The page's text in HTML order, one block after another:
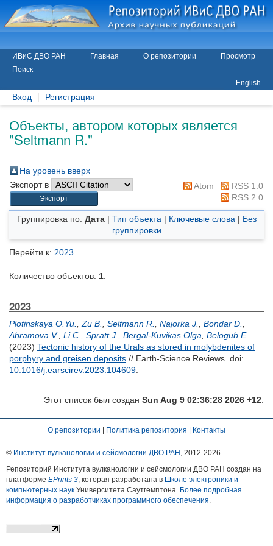
ИВиС ДВО РАН Главная О репозитории
Просмотр
Поиск
English
Вход Регистрация
Объекты, автором которых является
"Seltmann R."
На уровень вверх
Экспорт в
Atom
RSS 1.0
RSS 2.0
Группировка по: Дата| Тип объекта | Ключевые слова | Без
группировки
Перейти к: 2023
Количество объектов: 1
2023
Plotinskaya O.Yu. Zu B. Seltmann R. Najorka J. Bondar D.
Abramova V. Li C. Spratt J. Bergal-Kuvikas Olga Belogub E.
(2023) Tectonic history of the Urals as stored in molybdenites of
porphyry and greisen deposits // Earth-Science Reviews. doi:
10.1016/j.earscirev.2023.104609
Этот список был создан Sun Aug 9 02:36:28 2026 +12
О репозитории Политика репозитория Контакты
© Институт вулканологии и сейсмологии ДВО РАН , 2012-2026
Репозиторий Института вулканологии и сейсмологии ДВО РАН создан на
платформе EPrints 3, которая разработана в Школе электроники и
компьютерных наук Университета Саутгемптона. Более подробная
информация о разработчиках программного обеспечения.